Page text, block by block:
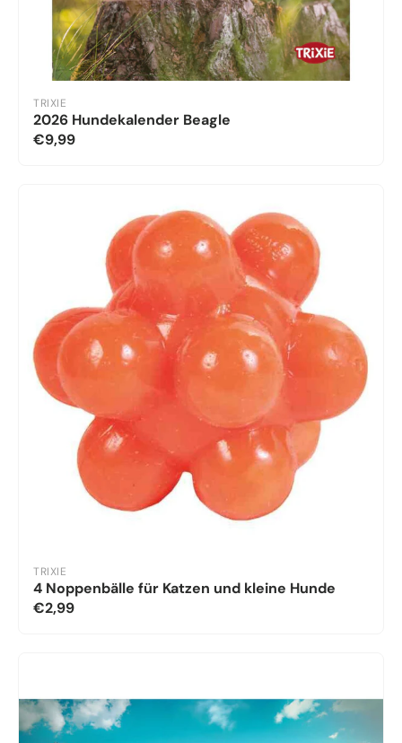
TRIXIE
2026 Hundekalender Beagle
€9,99
TRIXIE
4 Noppenbälle für Katzen und kleine Hunde
€2,99